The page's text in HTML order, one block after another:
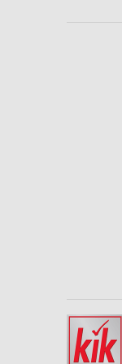
Messung der
Funktional